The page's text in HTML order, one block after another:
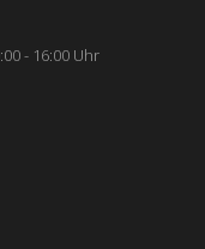
- 16:00 Uhr